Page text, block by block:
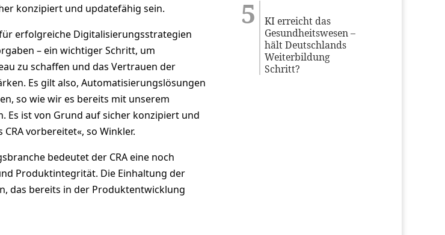
konzipiert und updatefähig sein.
erfolgreiche Digitalisierungsstrategien
– ein wichtiger Schritt, um
zu schaffen und das Vertrauen der
Es gilt also, Automatisierungslösungen
so wie wir es bereits mit unserem
Es ist von Grund auf sicher konzipiert und
vorbereitet«, so Winkler.
bedeutet der CRA eine noch
Produktintegrität. Die Einhaltung der
das bereits in der Produktentwicklung
KI erreicht das
Gesundheitswesen –
hält Deutschlands
Weiterbildung
Schritt?